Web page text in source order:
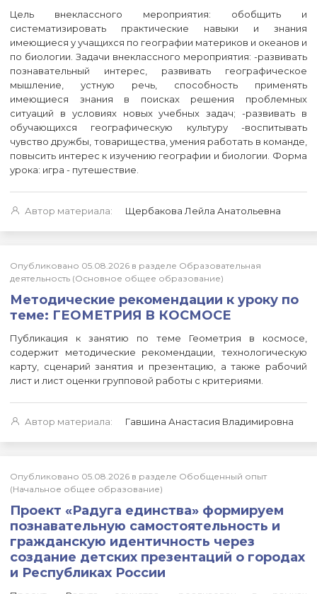
Цель внеклассного мероприятия: обобщить и
систематизировать практические навыки и знания
имеющиеся у учащихся по географии материков и океанов и
по биологии. Задачи внеклассного мероприятия: -развивать
познавательный интерес, развивать географическое
мышление, устную речь, способность применять
имеющиеся знания в поисках решения проблемных
ситуаций в условиях новых учебных задач; -развивать в
обучающихся географическую культуру -воспитывать
чувство дружбы, товарищества, умения работать в команде,
повысить интерес к изучению географии и биологии. Форма
урока: игра - путешествие.
Автор материала: Щербакова Лейла Анатольевна
Опубликовано 05.08.2026 в разделе Образовательная
деятельность (Основное общее образование)
Методические рекомендации к уроку по
теме: ГЕОМЕТРИЯ В КОСМОСЕ
Публикация к занятию по теме Геометрия в космосе,
содержит методические рекомендации, технологическую
карту, сценарий занятия и презентацию, а также рабочий
лист и лист оценки групповой работы с критериями.
Автор материала: Гавшина Анастасия Владимировна
Опубликовано 05.08.2026 в разделе Обобщенный опыт
(Начальное общее образование)
Проект «Радуга единства» формируем
познавательную самостоятельность и
гражданскую идентичность через
создание детских презентаций о городах
и Республиках России